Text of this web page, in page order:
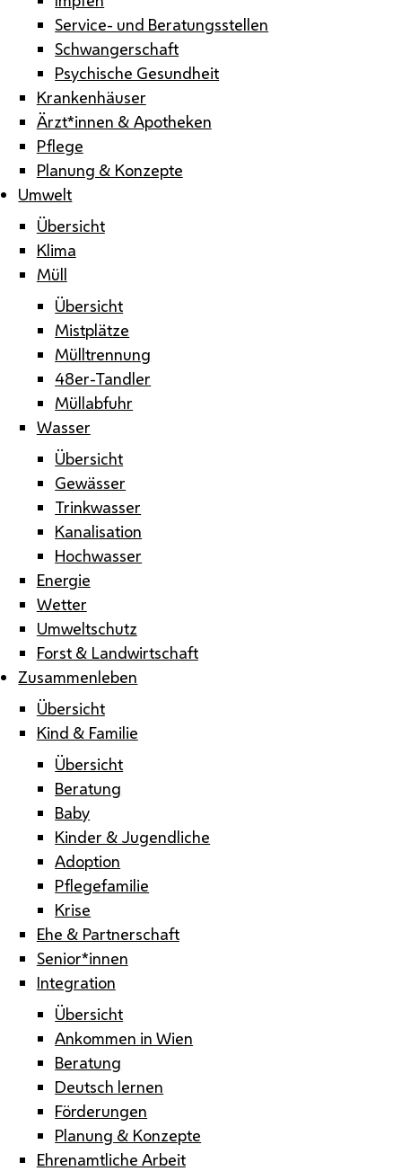
Service- und Beratungsstellen
Schwangerschaft
Psychische Gesundheit
Krankenhäuser
Ärzt*innen & Apotheken
Pflege
Planung & Konzepte
Umwelt
Übersicht
Klima
Müll
Übersicht
Mistplätze
Mülltrennung
48er-Tandler
Müllabfuhr
Wasser
Übersicht
Gewässer
Trinkwasser
Kanalisation
Hochwasser
Energie
Wetter
Umweltschutz
Forst & Landwirtschaft
Zusammenleben
Übersicht
Kind & Familie
Übersicht
Beratung
Baby
Kinder & Jugendliche
Adoption
Pflegefamilie
Krise
Ehe & Partnerschaft
Senior*innen
Integration
Übersicht
Ankommen in Wien
Beratung
Deutsch lernen
Förderungen
Planung & Konzepte
Ehrenamtliche Arbeit